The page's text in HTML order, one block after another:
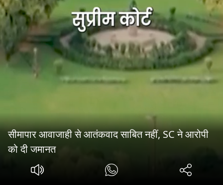
सीमापार आवाजाही से आतंकवाद साबित नहीं, SC ने आरोपी
को दी जमानत